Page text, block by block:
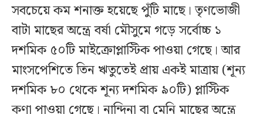
সবচেয়ে কম শনাক্ত হয়েছে পুঁটি মাছে। তৃণভোজী
বাটা মাছের অন্ত্রে বর্ষা মৌসুমে গড়ে সর্বোচ্চ ১
দশমিক ৫০টি মাইক্রোপ্লাস্টিক পাওয়া গেছে। আর
মাংসপেশিতে তিন ঋতুতেই প্রায় একই মাত্রায় (শূন্য
দশমিক ৮০ থেকে শূন্য দশমিক ৯০টি) প্লাস্টিক